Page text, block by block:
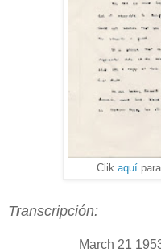
Clik aquí
Transcripción:
March 21